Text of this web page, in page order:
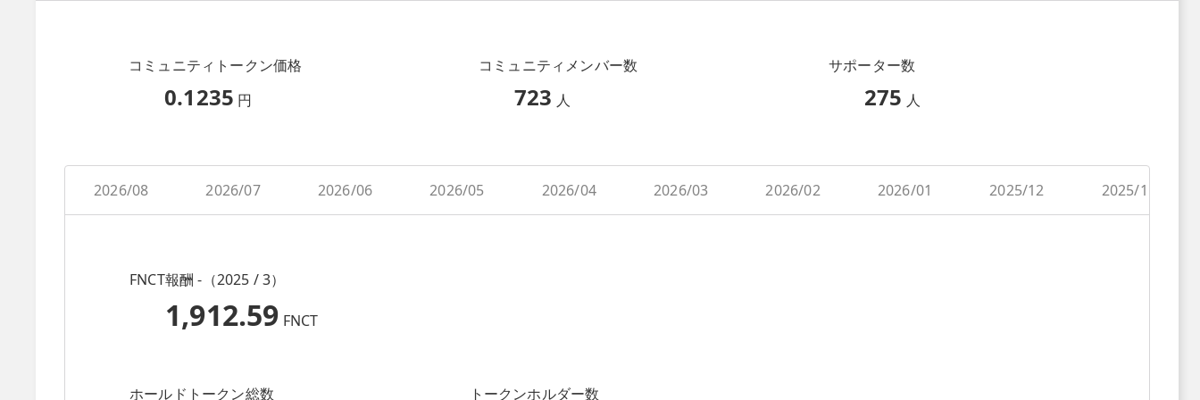
コミュニティトークン価格
0.1235 円
コミュニティメンバー数
723 人
サポーター数
275 人
2026/08 2026/07 2026/06 2026/05 2026/04 2026/03 2026/02 2026/01 2025/12 2025/11
FNCT報酬 -（2025 / 3）
1,912.59 FNCT
ホールドトークン総数 トークンホルダー数